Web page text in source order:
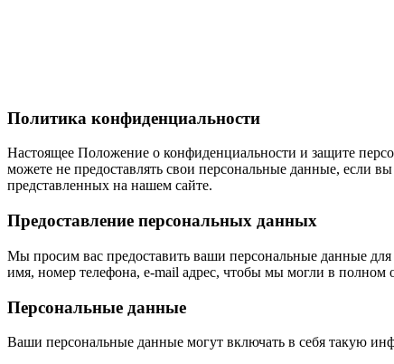
Политика конфиденциальности
Настоящее Положение о конфиденциальности и защите
можете не предоставлять свои персональные данные, если
представленных на нашем сайте.
Предоставление персональных данных
Мы просим вас предоставить ваши персональные данные
имя, номер телефона, e-mail адрес, чтобы мы могли в полном
Персональные данные
Ваши персональные данные могут включать в себя такую